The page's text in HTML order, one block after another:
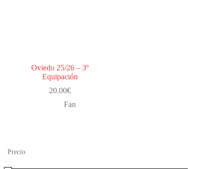
Oviedo 25/26 – 3º
Equipación
20.00€
Fan
Precio